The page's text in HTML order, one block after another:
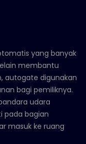
yang banyak
membantu
autogate digunakan
bagi pemiliknya.
udara
pada bagian
masuk ke ruang